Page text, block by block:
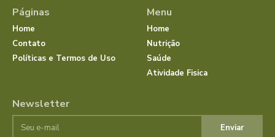
Páginas
Home
Contato
Políticas e Termos de Uso
Menu
Home
Nutrição
Saúde
Atividade Fisica
Newsletter
Enviar